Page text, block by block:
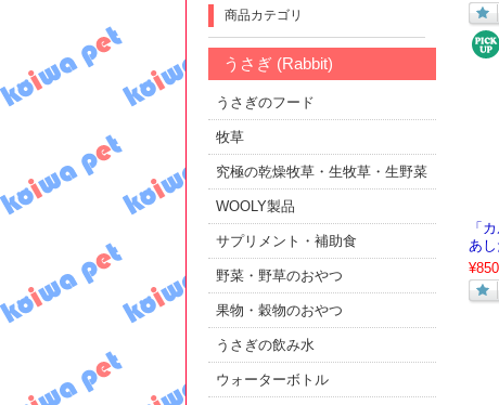
「
あ
¥850
商品カテゴリ
うさぎ (Rabbit)
うさぎのフード
牧草
究極の乾燥牧草・生牧草・生野菜
WOOLY製品
サプリメント・補助食
野菜・野草のおやつ
果物・穀物のおやつ
うさぎの飲み水
ウォーターボトル